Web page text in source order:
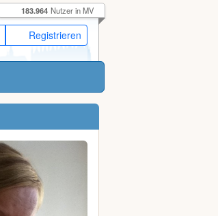
Registrieren
183.964 Nutzer in MV